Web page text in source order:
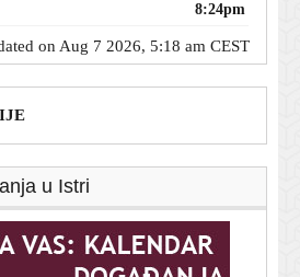
8:24pm
on Aug 7 2026, 5:18 am CEST
u Istri